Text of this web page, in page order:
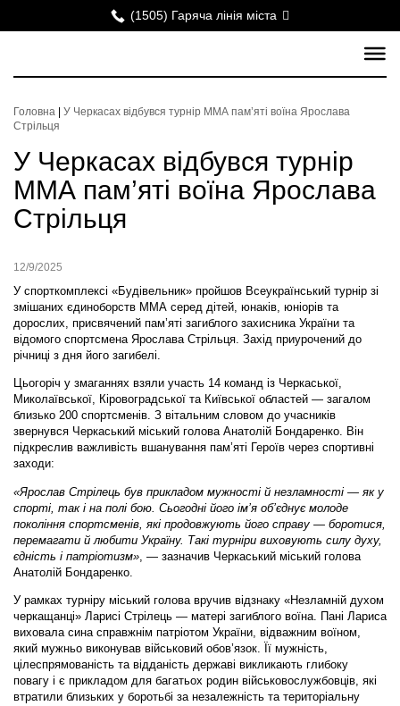
(1505) Гаряча лінія міста
Головна
У Черкасах відбувся турнір ММА пам’яті воїна Ярослава
Стрільця
У Черкасах відбувся турнір
ММА пам’яті воїна Ярослава
Стрільця
12/9/2025
У спорткомплексі «Будівельник» пройшов Всеукраїнський турнір зі
змішаних єдиноборств ММА серед дітей, юнаків, юніорів та
дорослих, присвячений пам’яті загиблого захисника України та
відомого спортсмена Ярослава Стрільця. Захід приурочений до
річниці з дня його загибелі.
Цьогоріч у змаганнях взяли участь 14 команд із Черкаської,
Миколаївської, Кіровоградської та Київської областей — загалом
близько 200 спортсменів. З вітальним словом до учасників
звернувся Черкаський міський голова Анатолій Бондаренко. Він
підкреслив важливість вшанування пам’яті Героїв через спортивні
заходи:
«Ярослав Стрілець був прикладом мужності й незламності — як у
спорті, так і на полі бою. Сьогодні його ім’я об’єднує молоде
покоління спортсменів, які продовжують його справу — боротися,
перемагати й любити Україну. Такі турніри виховують силу духу,
єдність і патріотизм» , — зазначив Черкаський міський голова
Анатолій Бондаренко.
У рамках турніру міський голова вручив відзнаку «Незламній духом
черкащанці» Ларисі Стрілець — матері загиблого воїна. Пані Лариса
виховала сина справжнім патріотом України, відважним воїном,
який мужньо виконував військовий обов’язок. Її мужність,
цілеспрямованість та відданість державі викликають глибоку
повагу і є прикладом для багатьох родин військовослужбовців, які
втратили близьких у боротьбі за незалежність та територіальну